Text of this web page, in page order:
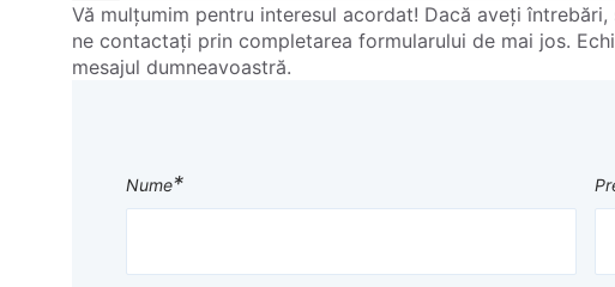
Vă mulțumim pentru interesul acordat! Dacă aveți
ne contactați prin completarea formularului de mai jos.
mesajul dumneavoastră.
Nume*